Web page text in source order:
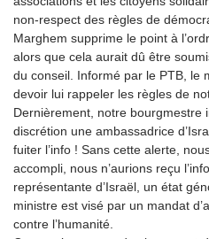
non-respect des règles de
Marghem supprime le point à
alors que cela aurait dû être
du conseil. Informé par le PTB, le
devoir lui rappeler les règles de
Dernièrement, notre bourgmestre
discrétion une ambassadrice
fuiter l’info ! Sans cette alerte,
accompli, nous n’aurions reçu
représentante d’Israël, un état
ministre est visé par un mandat
contre l’humanité.